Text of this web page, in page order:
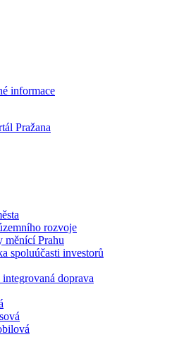
informace
Pražana
rozvoje
měnící Prahu
spoluúčasti investorů
integrovaná doprava